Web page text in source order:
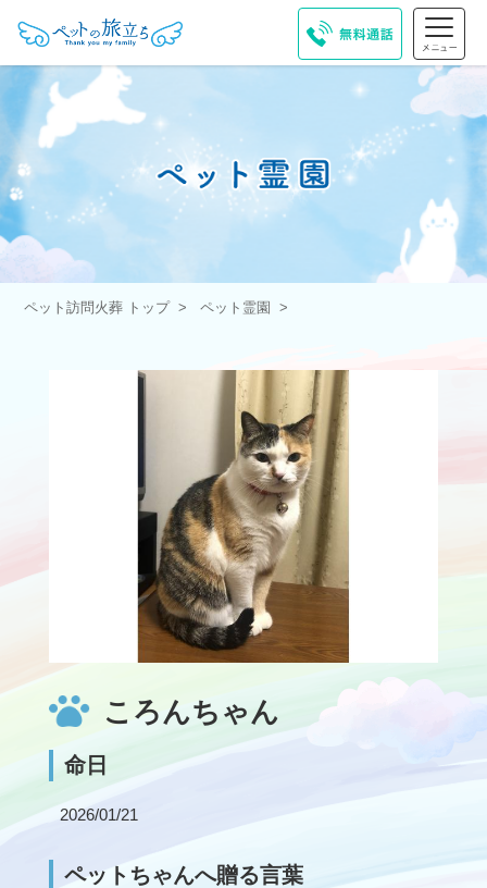
ペット訪問火葬 トップ ペット霊園
ころんちゃん
命日
2026/01/21
ペットちゃんへ贈る言葉